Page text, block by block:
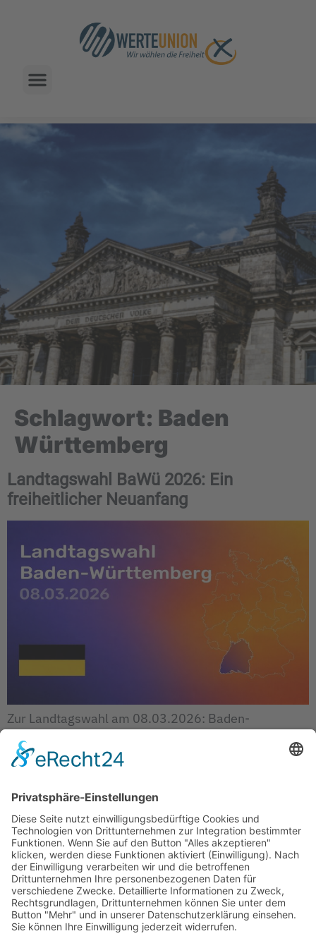
Schlagwort: Baden
Württemberg
Landtagswahl BaWü 2026: Ein
freiheitlicher Neuanfang
Zur Landtagswahl am 08.03.2026: Baden-
Württemberg kann mehr Das Wahlprogramm der
WerteUnion Baden-Württemberg zusammengefasst:
ungewöhnlich seriös. Es ist kein Wohlfühlprogramm,
freiheitlicher Neuanfang für das Musterländle
Baden-Württemberg war einmal das wirtschaftliche,
technologische und bildungspolitische Vorbild
Deutschlands. Ein Land des Mittelstands, der
Ingenieurskunst, der Leistungsgerechtigkeit […]